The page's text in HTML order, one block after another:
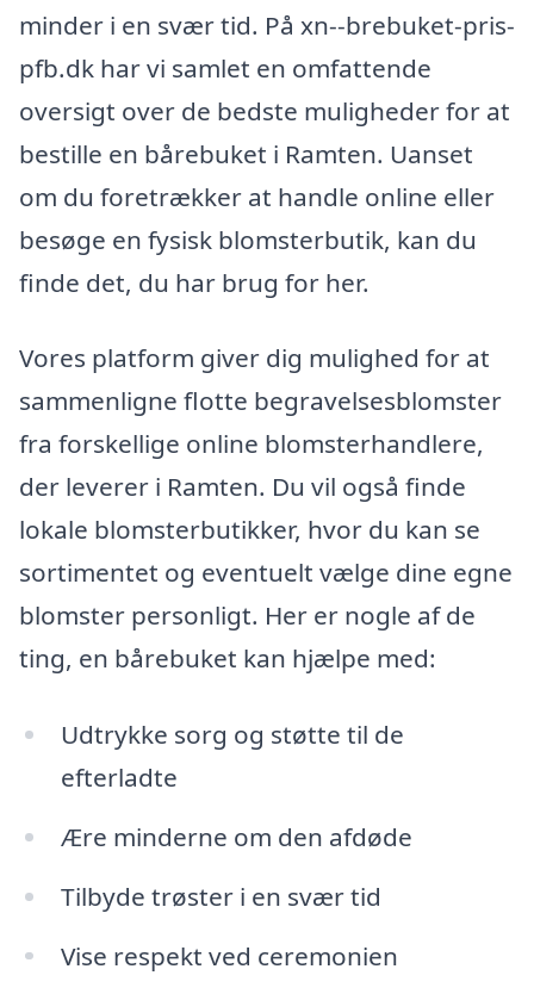
minder i en svær tid. På xn--brebuket-pris-
pfb.dk har vi samlet en omfattende
oversigt over de bedste muligheder for at
bestille en bårebuket i Ramten. Uanset
om du foretrækker at handle online eller
besøge en fysisk blomsterbutik, kan du
finde det, du har brug for her.
Vores platform giver dig mulighed for at
sammenligne flotte begravelsesblomster
fra forskellige online blomsterhandlere,
der leverer i Ramten. Du vil også finde
lokale blomsterbutikker, hvor du kan se
sortimentet og eventuelt vælge dine egne
blomster personligt. Her er nogle af de
ting, en bårebuket kan hjælpe med:
Udtrykke sorg og støtte til de
efterladte
Ære minderne om den afdøde
Tilbyde trøster i en svær tid
Vise respekt ved ceremonien